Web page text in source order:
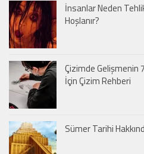
İnsanlar Neden
Hoşlanır?
Çizimde Gelişmenin
İçin Çizim Rehberi
Sümer Tarihi